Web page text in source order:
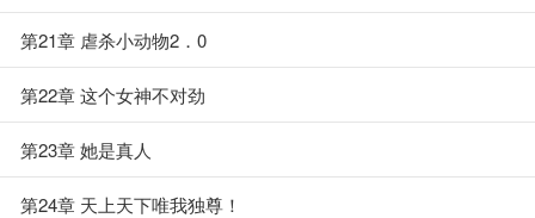
第21章 虐杀小动物2．0
第22章 这个女神不对劲
第23章 她是真人
第24章 天上天下唯我独尊！